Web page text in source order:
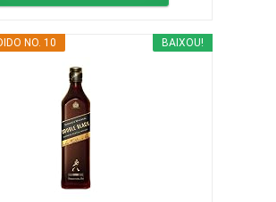
BAIXOU!
NO. 10